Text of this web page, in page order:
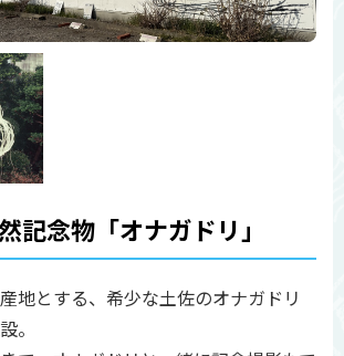
記念物「オナガドリ」
地とする、希少な土佐のオナガドリ
。